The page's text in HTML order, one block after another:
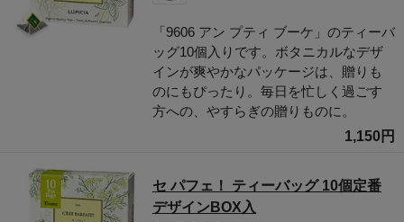
「9606 アン プティ ブーケ」のティーバ
ッグ10個入りです。ボタニカルなデザ
インが爽やかなパッケージは、贈りも
のにもぴったり。毎日を忙しく過ごす
方への、やすらぎの贈りものに。
1,150円
セ パフェ！ ティーバッグ 10個定番
デザインBOX入